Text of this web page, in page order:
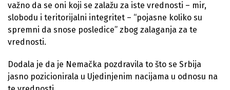
važno da se oni koji se zalažu za iste vrednosti – mir,
slobodu i teritorijalni integritet – “pojasne koliko su
spremni da snose posledice” zbog zalaganja za te
vrednosti.
Dodala je da je Nemačka pozdravila to što se Srbija
jasno pozicionirala u Ujedinjenim nacijama u odnosu na